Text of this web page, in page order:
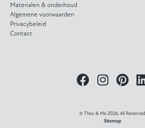
Materialen & onderhoud
Algemene voorwaarden
Privacybeleid
Contact
© They & Me 2026. All Reserved
Sitemap